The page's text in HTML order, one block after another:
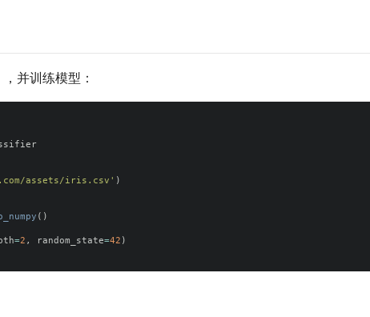
并训练模型：
assets/iris.csv ' )
()
=2 , random_state=42 )